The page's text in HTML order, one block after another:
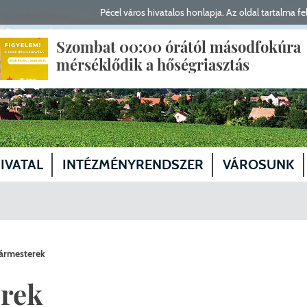
Pécel város hivatalos honlapja. Az oldal tartalma
Fejlesztési Bizottság
Humán Bizottság
Előterjesztések
egységek
Helyi Választási Iroda
INTÉZMÉNYRENDSZER VÁROSUNK
Szombat 00:00 órától másodfokúra
mérséklődik a hőségriasztás